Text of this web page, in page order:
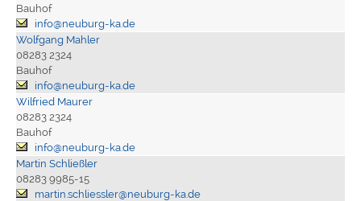
Bauhof
info@neuburg-ka.de
Wolfgang Mahler
08283 2324
Bauhof
info@neuburg-ka.de
Wilfried Maurer
08283 2324
Bauhof
info@neuburg-ka.de
Martin Schließler
08283 9985-15
martin.schliessler@neuburg-ka.de